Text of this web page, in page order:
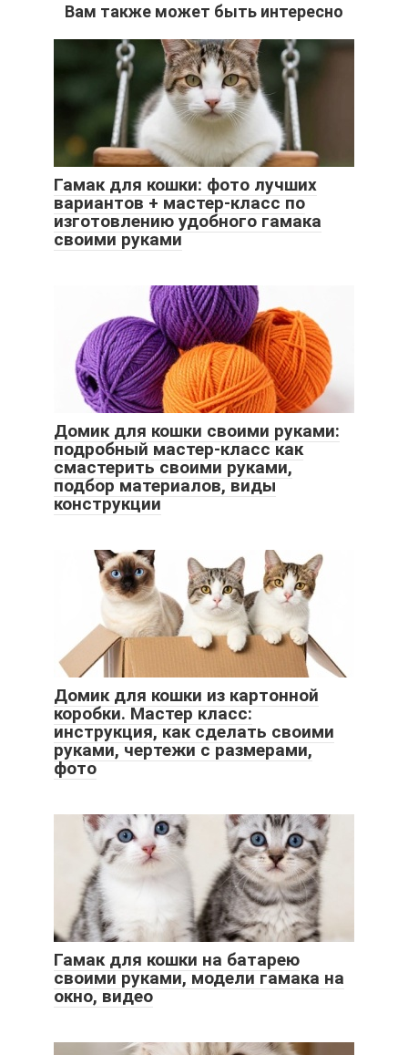
Вам также может быть интересно
Гамак для кошки: фото лучших
вариантов + мастер-класс по
изготовлению удобного гамака
своими руками
Домик для кошки своими руками:
подробный мастер-класс как
смастерить своими руками,
подбор материалов, виды
конструкции
Домик для кошки из картонной
коробки. Мастер класс:
инструкция, как сделать своими
руками, чертежи с размерами,
фото
Гамак для кошки на батарею
своими руками, модели гамака на
окно, видео